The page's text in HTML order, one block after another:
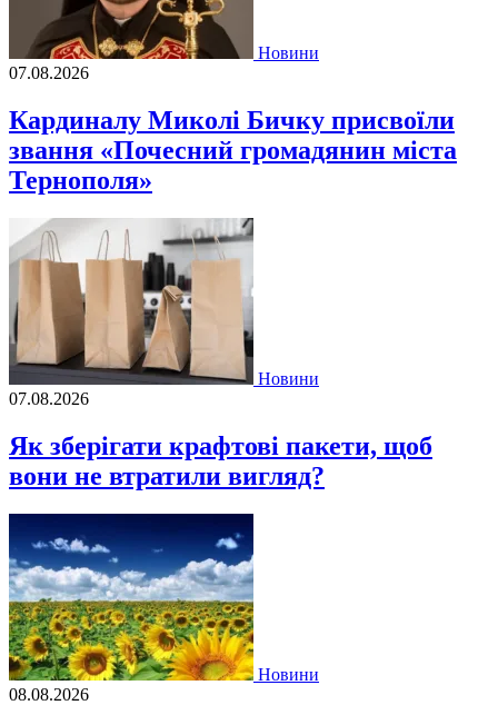
Новини
07.08.2026
Кардиналу Миколі Бичку присвоїли
звання «Почесний громадянин міста
Тернополя»
Новини
07.08.2026
Як зберігати крафтові пакети, щоб
вони не втратили вигляд?
Новини
08.08.2026